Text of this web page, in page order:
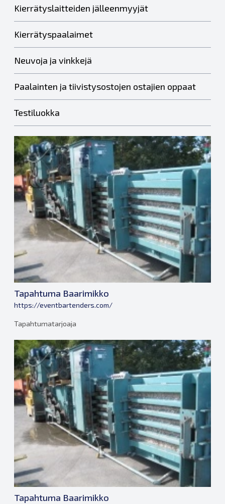
Kierrätyslaitteiden jälleenmyyjät
Kierrätyspaalaimet
Neuvoja ja vinkkejä
Paalainten ja tiivistysostojen ostajien oppaat
Testiluokka
Tapahtuma Baarimikko
https://eventbartenders.com/
Tapahtumatarjoaja
Tapahtuma Baarimikko